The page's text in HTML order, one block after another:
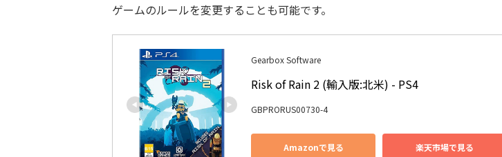
ゲームのルールを変更することも可能です。
Gearbox Software
Risk of Rain 2 (輸入版:北米) - PS4
GBPRORUS00730-4
Amazonで見る 楽天市場で見る